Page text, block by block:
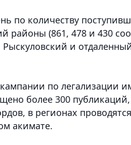
по количеству
районы (861, 478 и 430
Рыскуловский и
по легализации
более 300 публикаций,
в регионах
акимате.